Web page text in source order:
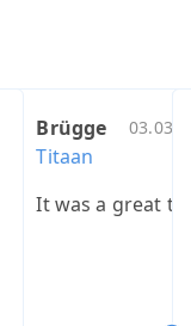
Graeme
Titaan
very relaxing
Susan 05.04.2023
Titaan
Had a good time!
Brügge
Titaan
It was a great